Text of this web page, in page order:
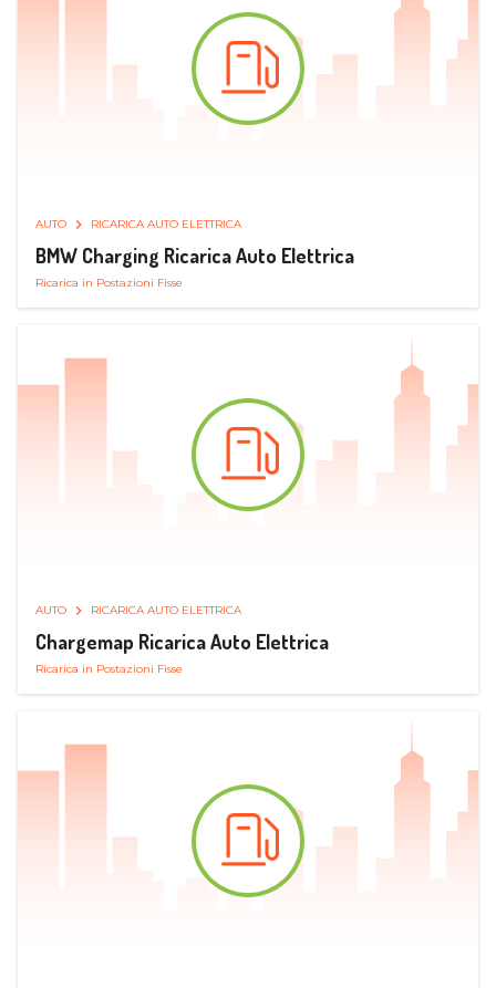
AUTO RICARICA AUTO ELETTRICA
BMW Charging Ricarica Auto Elettrica
Ricarica in Postazioni Fisse
AUTO RICARICA AUTO ELETTRICA
Chargemap Ricarica Auto Elettrica
Ricarica in Postazioni Fisse